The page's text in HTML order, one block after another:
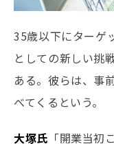
35歳以下にターゲ
としての新しい挑
ある。彼らは、事
べてくるという。
大塚氏 「開業当